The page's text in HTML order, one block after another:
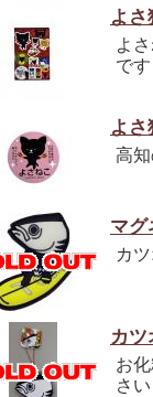
よ
よ
です
よ
高
マ
カ
カ
お
さ